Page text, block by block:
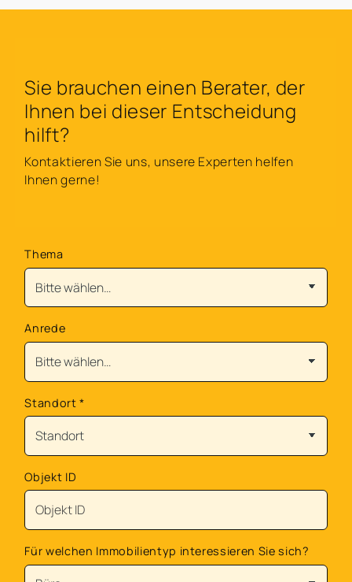
Sie brauchen einen Berater, der
Ihnen bei dieser Entscheidung
hilft?
Kontaktieren Sie uns, unsere Experten helfen
Ihnen gerne!
Thema
Anrede
Standort*
Objekt ID
Für welchen Immobilientyp interessieren Sie sich?